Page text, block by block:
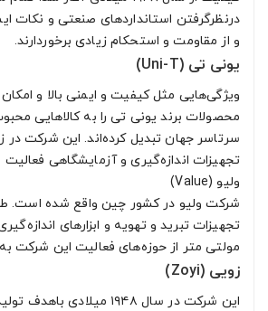
درنظرگرفتن استانداردهای صنعتی و نکات
و از مقاومت و استحکام زیادی برخوردارند.
یونی تی (Uni-T)
ویژگی‌هایی مثل کیفیت و ایمنی بالا و
محصولات برند یونی تی را به کالاهایی
سرتاسر جهان تبدیل کرده‌اند. این شرکت در
تجهیزات اندازه‌گیری و آزمایشگاهی
ولیو (Value)
شرکت ولیو در کشور چین واقع شده است.
تجهیزات تبرید و تهویه و ابزارهای
مولتی متر از حوزه‌های فعالیت این شرکت
زویی (Zoyi)
این شرکت در سال ۱۹۴۸ میلادی